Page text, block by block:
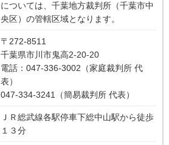
については、千葉地方裁判所（千葉市中
央区）の管轄区域となります。
〒272-8511
千葉県市川市鬼高2-20-20
電話：047-336-3002（家庭裁判所 代
表）
047-334-3241（簡易裁判所 代表）
ＪＲ総武線各駅停車下総中山駅から徒歩
１３分